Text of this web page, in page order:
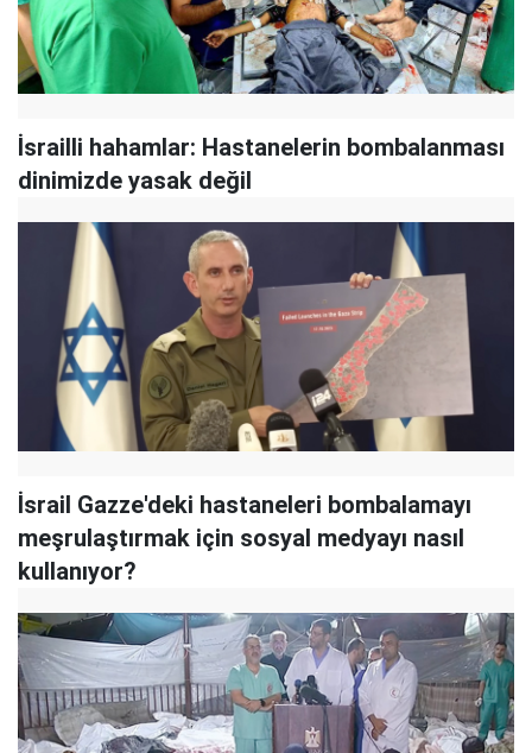
İsrailli hahamlar: Hastanelerin bombalanması
dinimizde yasak değil
İsrail Gazze'deki hastaneleri bombalamayı
meşrulaştırmak için sosyal medyayı nasıl
kullanıyor?